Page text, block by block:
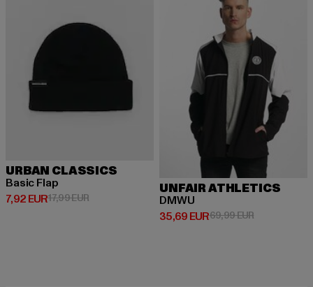
URBAN CLASSICS
Basic Flap
7,92 EUR
Prix courant: 7,92 EUR
17,99 EURPrix en promotion: 17,99 EUR
UNFAIR ATHLETICS
DMWU
35,69 EUR
Prix courant: 35,69 EUR
69,99 EURPrix en